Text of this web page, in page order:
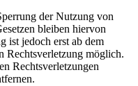
der Nutzung von
bleiben hiervon
ist jedoch erst ab dem
Rechtsverletzung möglich.
Rechtsverletzungen